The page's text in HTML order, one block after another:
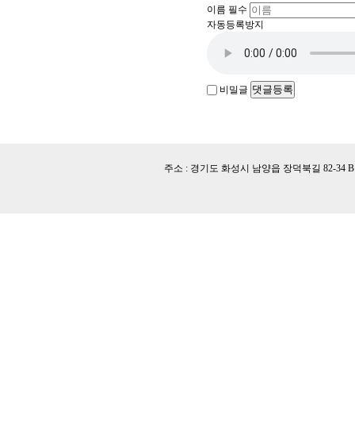
이름 필수
자동등록방지
비밀글 댓글등록
주소 : 경기도 화성시 남양읍 장덕북길 82-